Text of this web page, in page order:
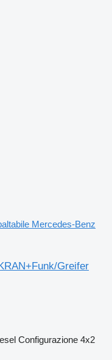
Mercedes-Benz
Greifer
Configurazione 4x2